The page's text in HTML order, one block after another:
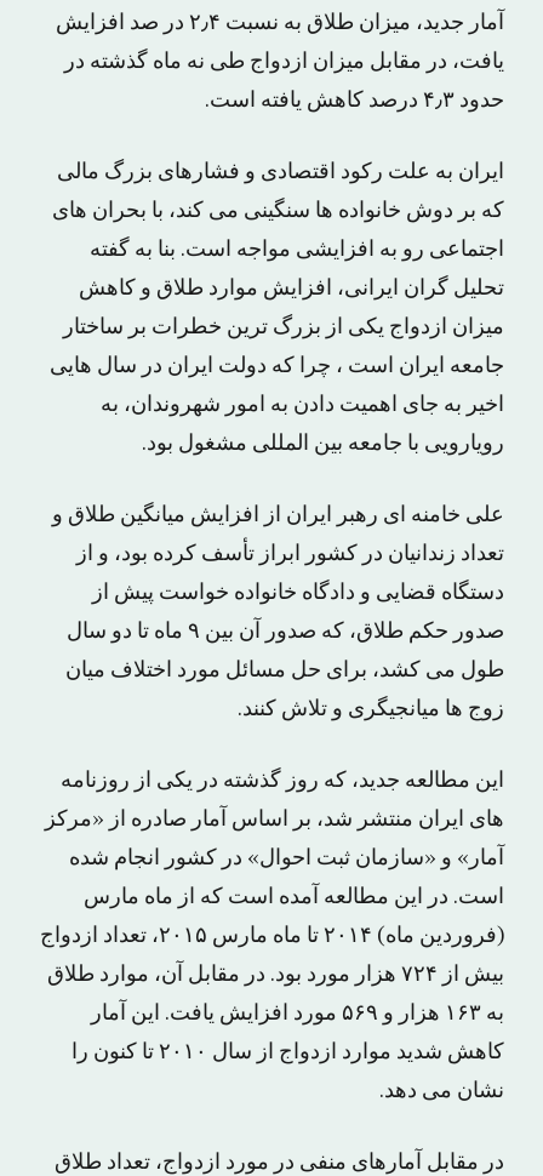
آمار جدید، میزان طلاق به نسبت ۲٫۴ در صد افزایش
یافت، در مقابل میزان ازدواج طی نه ماه گذشته در
حدود ۴٫۳ درصد کاهش یافته است.
ایران به علت رکود اقتصادی و فشارهای بزرگ مالی
که بر دوش خانواده ها سنگینی می کند، با بحران های
اجتماعی رو به افزایشی مواجه است. بنا به گفته
تحلیل گران ایرانی، افزایش موارد طلاق و کاهش
میزان ازدواج یکی از بزرگ ترین خطرات بر ساختار
جامعه ایران است ، چرا که دولت ایران در سال هایی
اخیر به جای اهمیت دادن به امور شهروندان، به
رویارویی با جامعه بین المللی مشغول بود.
علی خامنه ای رهبر ایران از افزایش میانگین طلاق و
تعداد زندانیان در کشور ابراز تأسف کرده بود، و از
دستگاه قضایی و دادگاه خانواده خواست پیش از
صدور حکم طلاق، که صدور آن بین ۹ ماه تا دو سال
طول می کشد، برای حل مسائل مورد اختلاف میان
زوج ها میانجیگری و تلاش کنند.
این مطالعه جدید، که روز گذشته در یکی از روزنامه
های ایران منتشر شد، بر اساس آمار صادره از «مرکز
آمار» و «سازمان ثبت احوال» در کشور انجام شده
است. در این مطالعه آمده است که از ماه مارس
(فروردین ماه) ۲۰۱۴ تا ماه مارس ۲۰۱۵، تعداد ازدواج
بیش از ۷۲۴ هزار مورد بود. در مقابل آن، موارد طلاق
به ۱۶۳ هزار و ۵۶۹ مورد افزایش یافت. این آمار
کاهش شدید موارد ازدواج از سال ۲۰۱۰ تا کنون را
نشان می دهد.
در مقابل آمارهای منفی در مورد ازدواج، تعداد طلاق